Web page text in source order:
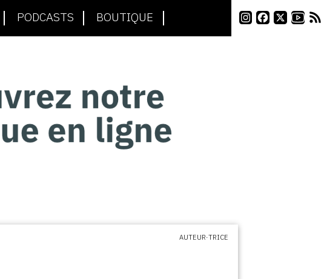
PODCASTS BOUTIQUE
AUTEUR·TRICE